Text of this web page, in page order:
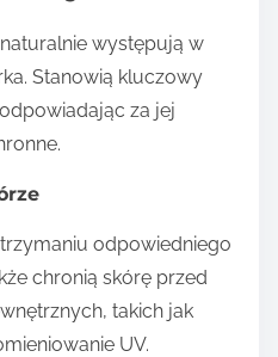
występują w
Stanowią kluczowy
za jej
odpowiedniego
chronią skórę przed
takich jak
UV.